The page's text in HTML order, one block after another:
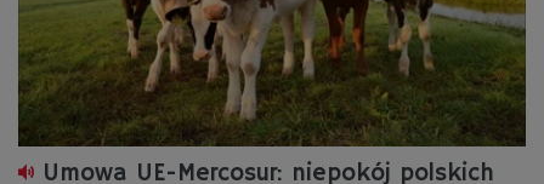
Umowa UE-Mercosur: niepokój polskich